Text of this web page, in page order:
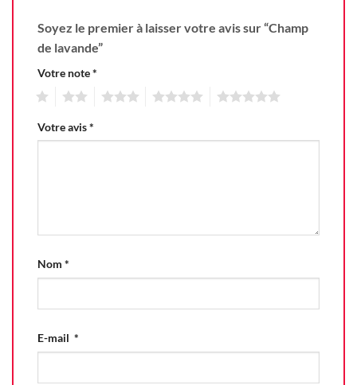
Soyez le premier à laisser votre avis sur “Champ
de lavande”
Votre note*
Votre avis*
Nom *
E-mail *